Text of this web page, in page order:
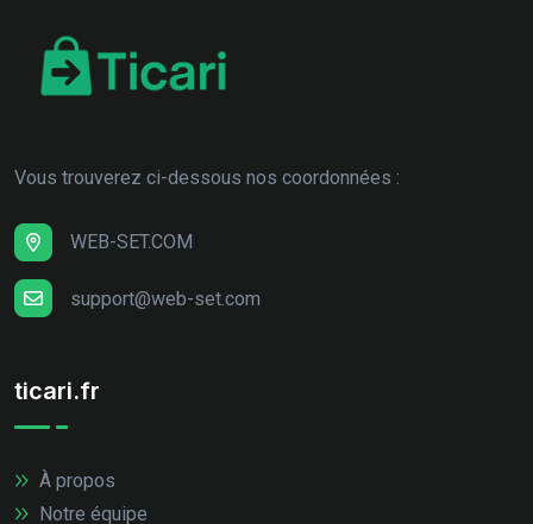
Vous trouverez ci-dessous nos coordonnées :
WEB-SET.COM
support@web-set.com
ticari.fr
À propos
Notre équipe